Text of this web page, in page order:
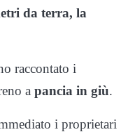
da terra, la
raccontato i
a pancia in giù.
i proprietari